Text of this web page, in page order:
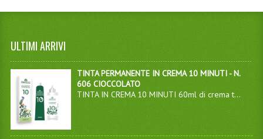
ULTIMI ARRIVI
TINTA PERMANENTE IN CREMA 10 MINUTI - N.
606 CIOCCOLATO
TINTA IN CREMA 10 MINUTI 60ml di crema t...